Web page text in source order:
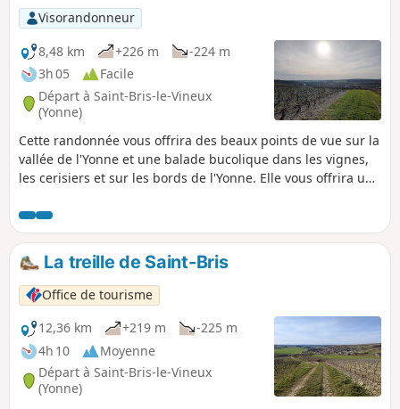
Visorandonneur
8,48 km
+226 m
-224 m
3h 05
Facile
Départ à Saint-Bris-le-Vineux
(Yonne)
Cette randonnée vous offrira des beaux points de vue sur la
vallée de l'Yonne et une balade bucolique dans les vignes,
les cerisiers et sur les bords de l'Yonne. Elle vous offrira un
avec le village atypique de Bailly.
La treille de Saint-Bris
Office de tourisme
12,36 km
+219 m
-225 m
4h 10
Moyenne
Départ à Saint-Bris-le-Vineux
(Yonne)